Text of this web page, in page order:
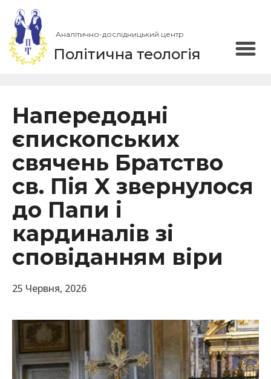
Аналітично-дослідницький центр
Політична теологія
Напередодні
єпископських
свячень Братство
св. Пія X звернулося
до Папи і
кардиналів зі
сповіданням віри
25 Червня, 2026